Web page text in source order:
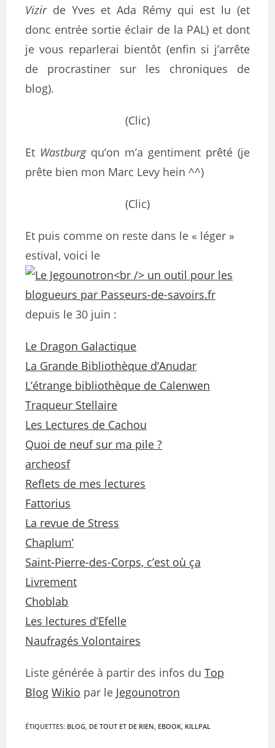
Vizirde Yves et Ada Rémy qui est lu (et
donc entrée sortie éclair de la PAL) et dont
je vous reparlerai bientôt (enfin si j’arrête
de procrastiner sur les chroniques de
blog).
(Clic)
Et Wastburgqu’on m’a gentiment prêté (je
prête bien mon Marc Levy hein ^^)
(Clic)
Et puis comme on reste dans le « léger »
estival, voici le
depuis le 30 juin :
Le Dragon Galactique
La Grande Bibliothèque d’Anudar
L’étrange bibliothèque de Calenwen
Traqueur Stellaire
Les Lectures de Cachou
Quoi de neuf sur ma pile ?
archeosf
Reflets de mes lectures
Fattorius
La revue de Stress
Chaplum’
Saint-Pierre-des-Corps, c’est où ça
Livrement
Choblab
Les lectures d’Efelle
Naufragés Volontaires
Liste générée à partir des infos duTop
Blog Wikio par le Jegounotron
ÉTIQUETTES: BLOG, DE TOUT ET DE RIEN, EBOOK, KILLPAL